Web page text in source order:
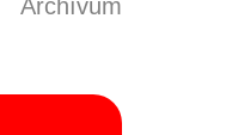
Archívum